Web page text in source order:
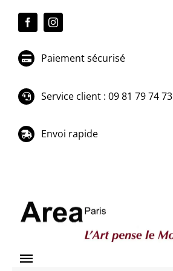
Paiement sécurisé
Service client : 09 81 79 74 73
Envoi rapide